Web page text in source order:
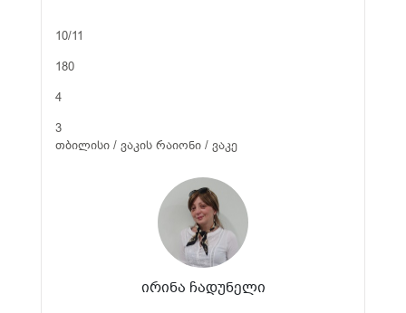
10/11
180
4
3
თბილისი / ვაკის რაიონი / ვაკე
ირინა ჩადუნელი